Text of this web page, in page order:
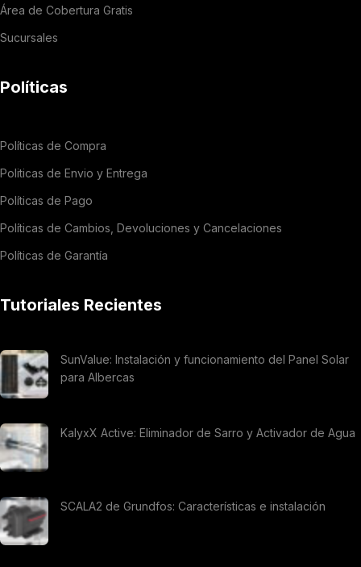
Área de Cobertura Gratis
Sucursales
Políticas
Políticas de Compra
Politicas de Envio y Entrega
Políticas de Pago
Políticas de Cambios, Devoluciones y Cancelaciones
Políticas de Garantía
Tutoriales Recientes
SunValue: Instalación y funcionamiento del Panel Solar
para Albercas
KalyxX Active: Eliminador de Sarro y Activador de Agua
SCALA2 de Grundfos: Características e instalación